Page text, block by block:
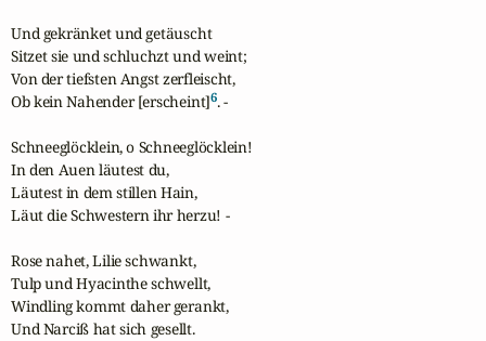
Und gekränket und getäuscht
Sitzet sie und schluchzt und weint;
Von der tiefsten Angst zerfleischt,
Ob kein Nahender [erscheint]6. -
Schneeglöcklein, o Schneeglöcklein!
In den Auen läutest du,
Läutest in dem stillen Hain,
Läut die Schwestern ihr herzu! -
Rose nahet, Lilie schwankt,
Tulp und Hyacinthe schwellt,
Windling kommt daher gerankt,
Und Narciß hat sich gesellt.